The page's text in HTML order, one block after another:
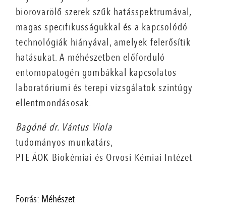
biorovarölő szerek szűk hatásspektrumával,
magas specifikusságukkal és a kapcsolódó
technológiák hiányával, amelyek felerősítik
hatásukat. A méhészetben előforduló
entomopatogén gombákkal kapcsolatos
laboratóriumi és terepi vizsgálatok szintúgy
ellentmondásosak.
Bagóné dr. Vántus Viola
tudományos munkatárs,
PTE ÁOK Biokémiai és Orvosi Kémiai Intézet
Forrás: Méhészet